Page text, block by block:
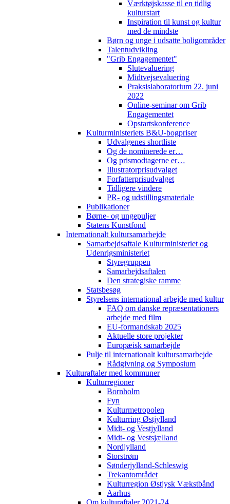
Værktøjskasse til en tidlig
kulturstart
Inspiration til kunst og kultur
med de mindste
Børn og unge i udsatte boligområder
Talentudvikling
"Grib Engagementet"
Slutevaluering
Midtvejsevaluering
Praksislaboratorium 22. juni
2022
Online-seminar om Grib
Engagementet
Opstartskonference
Kulturministeriets B&U-bogpriser
Udvalgenes shortliste
Og de nominerede er…
Og prismodtagerne er…
Illustratorprisudvalget
Forfatterprisudvalget
Tidligere vindere
PR- og udstillingsmateriale
Publikationer
Børne- og ungepuljer
Statens Kunstfond
Internationalt kultursamarbejde
Samarbejdsaftale Kulturministeriet og
Udenrigsministeriet
Styregruppen
Samarbejdsaftalen
Den strategiske ramme
Statsbesøg
Styrelsens international arbejde med kultur
FAQ om danske repræsentationers
arbejde med film
EU-formandskab 2025
Aktuelle store projekter
Europæisk samarbejde
Pulje til internationalt kultursamarbejde
Rådgivning og Symposium
Kulturaftaler med kommuner
Kulturregioner
Bornholm
Fyn
Kulturmetropolen
Kulturring Østjylland
Midt- og Vestjylland
Midt- og Vestsjælland
Nordjylland
Storstrøm
Sønderjylland-Schleswig
Trekantområdet
Kulturregion Østjysk Vækstbånd
Aarhus
Om kulturaftaler 2021-24